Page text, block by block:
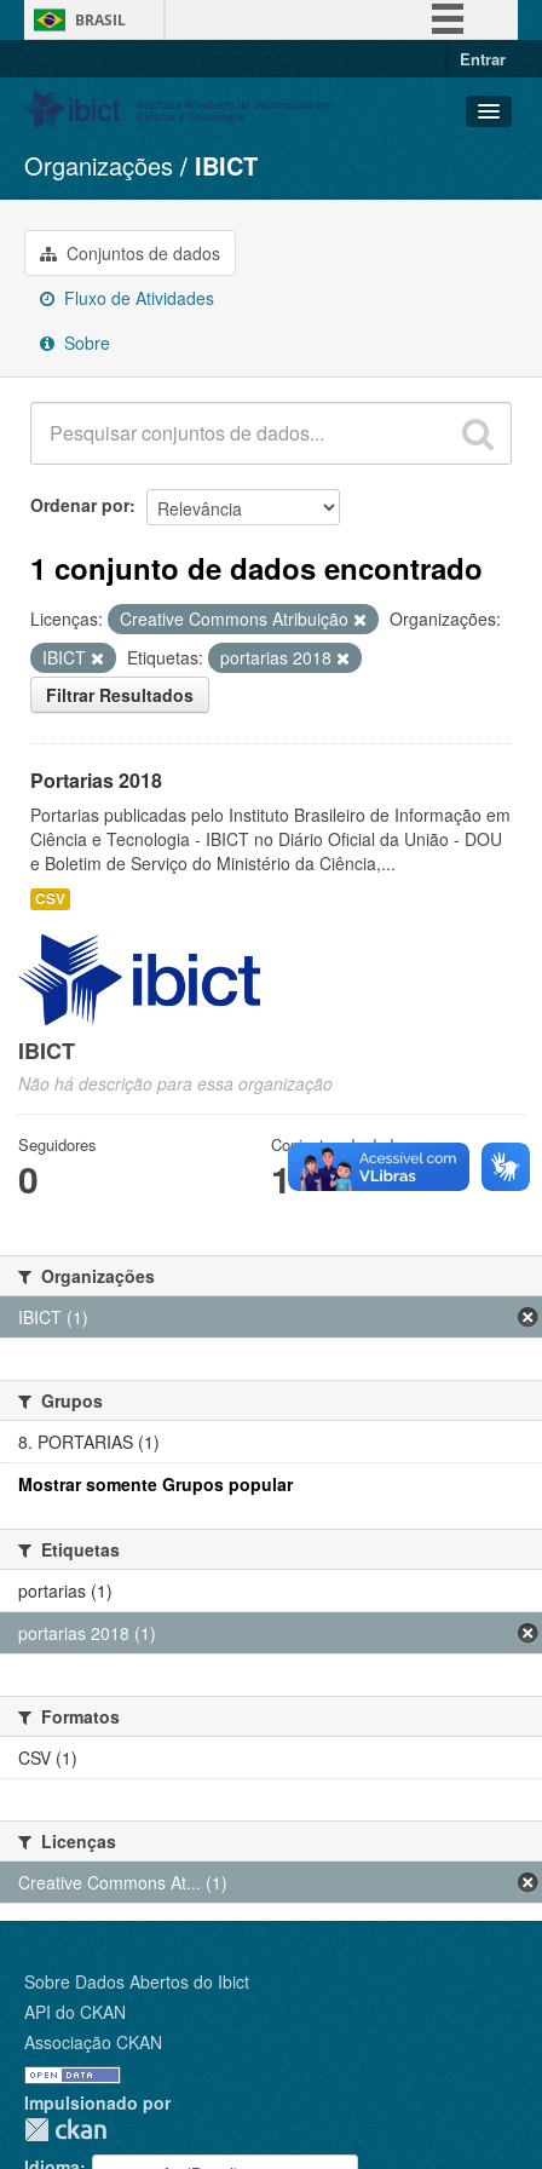
BRASIL
Entrar
Conjuntos de dados
Organizações
Grupos
Sobre
Organizações IBICT
Conjuntos de dados
Fluxo de Atividades
Sobre
Ordenar por
1 conjunto de dados encontrado
Licenças: Creative Commons Atribuição
Organizações:
IBICT
Etiquetas:
portarias 2018
Filtrar Resultados
Portarias 2018
Portarias publicadas pelo Instituto Brasileiro de Informação em
Ciência e Tecnologia - IBICT no Diário Oficial da União - DOU
e Boletim de Serviço do Ministério da Ciência,...
CSV
IBICT
Não há descrição para essa organização
Seguidores
0
Conjuntos de dados
1
Organizações
IBICT (1)
Grupos
8. PORTARIAS (1)
Mostrar somente Grupos popular
Etiquetas
portarias (1)
portarias 2018 (1)
Formatos
CSV (1)
Licenças
Creative Commons At... (1)
Sobre Dados Abertos do Ibict
API do CKAN
Associação CKAN
Impulsionado por